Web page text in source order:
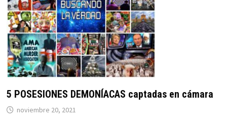
5 POSESIONES DEMONÍACAS captadas en cámara
noviembre 20, 2021